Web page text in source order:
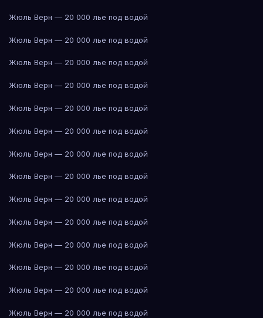
Жюль Верн — 20 000 лье под водой
Жюль Верн — 20 000 лье под водой
Жюль Верн — 20 000 лье под водой
Жюль Верн — 20 000 лье под водой
Жюль Верн — 20 000 лье под водой
Жюль Верн — 20 000 лье под водой
Жюль Верн — 20 000 лье под водой
Жюль Верн — 20 000 лье под водой
Жюль Верн — 20 000 лье под водой
Жюль Верн — 20 000 лье под водой
Жюль Верн — 20 000 лье под водой
Жюль Верн — 20 000 лье под водой
Жюль Верн — 20 000 лье под водой
Жюль Верн — 20 000 лье под водой